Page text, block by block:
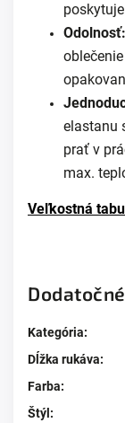
Odolnosť:
elastanu
prať v
max.
Veľkostná
Kategória:
Dĺžka rukáva:
Farba:
Štýl :